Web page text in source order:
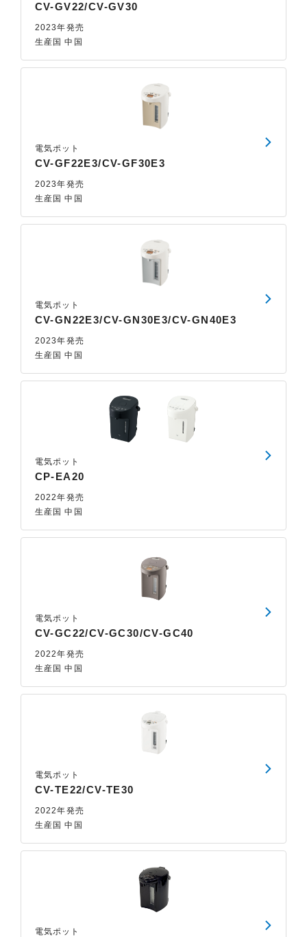
CV-GV22/CV-GV30
2023年発売
生産国 中国
電気ポット
CV-GF22E3/CV-GF30E3
2023年発売
生産国 中国
電気ポット
CV-GN22E3/CV-GN30E3/CV-GN40E3
2023年発売
生産国 中国
電気ポット
CP-EA20
2022年発売
生産国 中国
電気ポット
CV-GC22/CV-GC30/CV-GC40
2022年発売
生産国 中国
電気ポット
CV-TE22/CV-TE30
2022年発売
生産国 中国
電気ポット